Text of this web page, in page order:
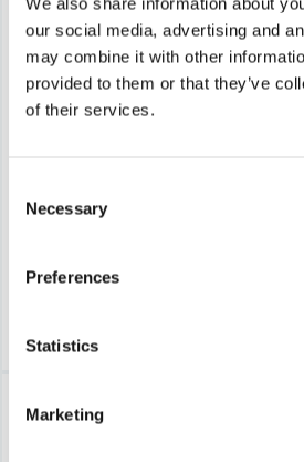
our social media, advertising and
may combine it with other
provided to them or that they’ve
of their services.
Selection
Necessary
Preferences
Statistics
Marketing
Skicka fråga
10-15 arbetsdagar